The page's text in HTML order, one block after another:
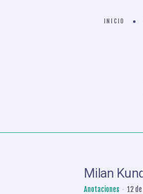
INICIO
Milan
Anotaciones 12